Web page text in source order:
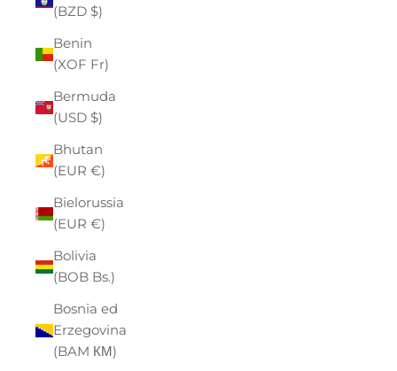
(BZD $)
Benin
(XOF Fr)
Bermuda
(USD $)
Bhutan
(EUR €)
Bielorussia
(EUR €)
Bolivia
(BOB Bs.)
Bosnia ed
Erzegovina
(BAM КМ)